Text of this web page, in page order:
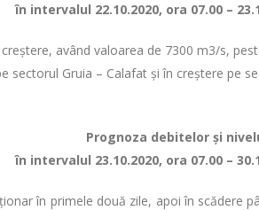
în intervalul 22.10.2020, ora 07.00 –
având valoarea de 7300 m3/s,
sectorul Gruia – Calafat și în creștere pe
Prognoza debitelor şi
în intervalul 23.10.2020, ora 07.00 –
în primele două zile, apoi în scădere